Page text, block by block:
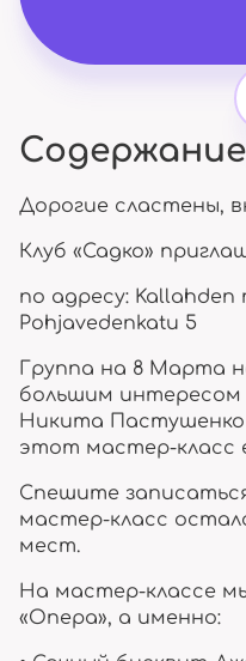
Содержание
Дорогие сластены,
Клуб «Садко»
по адресу: Kallahden
Pohjavedenkatu 5
Группа на 8 Марта
большим
Никита Пастушенко
этот мастер-класс
Спешите
мастер-класс
мест.
На мастер-классе
«Опера», а именно: